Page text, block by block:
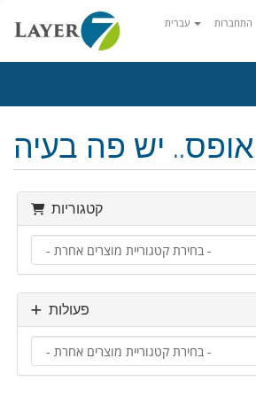
התחברות
אופס.. יש פה בעיה
קטגוריות
פעולות